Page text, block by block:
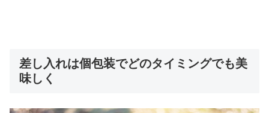
差し入れは個包装でどのタイミングでも美
味しく